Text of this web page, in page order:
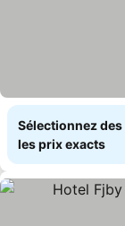
Sélectionnez
les prix exacts